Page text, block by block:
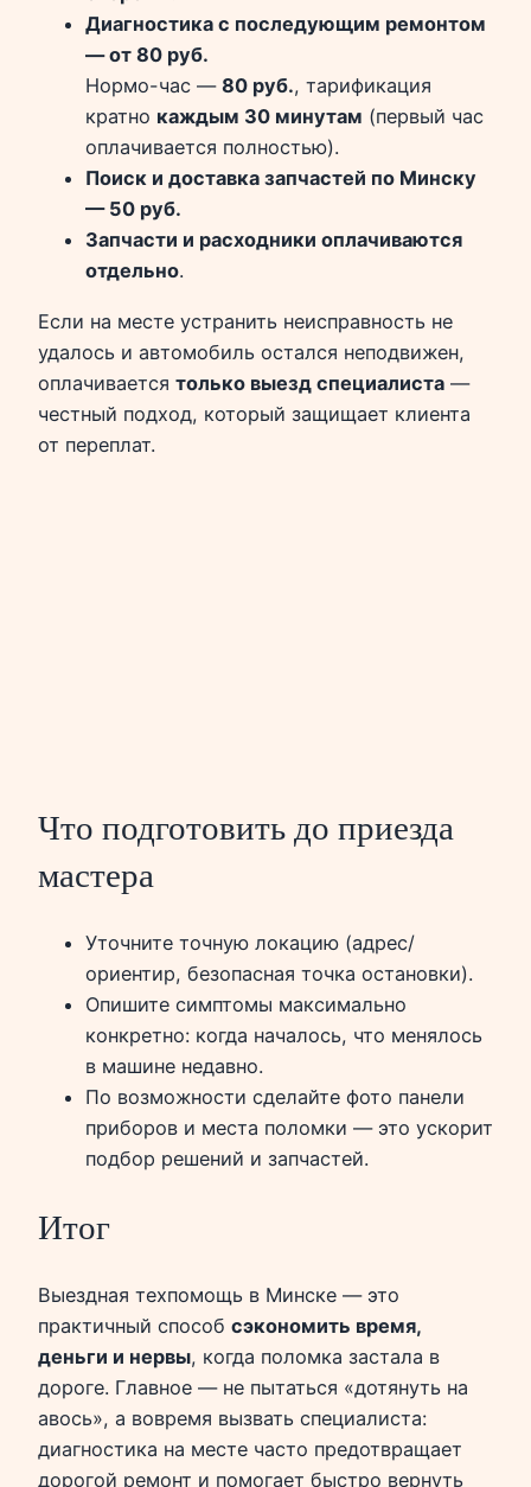
Диагностика с последующим ремонтом
— от 80 руб.
Нормо-час — 80 руб., тарификация
кратно каждым 30 минутам (первый час
оплачивается полностью).
Поиск и доставка запчастей по Минску
— 50 руб.
Запчасти и расходники оплачиваются
отдельно.
Если на месте устранить неисправность не
удалось и автомобиль остался неподвижен,
оплачивается только выезд специалиста —
честный подход, который защищает клиента
от переплат.
Что подготовить до приезда
мастера
Уточните точную локацию (адрес/
ориентир, безопасная точка остановки).
Опишите симптомы максимально
конкретно: когда началось, что менялось
в машине недавно.
По возможности сделайте фото панели
приборов и места поломки — это ускорит
подбор решений и запчастей.
Итог
Выездная техпомощь в Минске — это
практичный способ сэкономить время,
деньги и нервы, когда поломка застала в
дороге. Главное — не пытаться «дотянуть на
авось», а вовремя вызвать специалиста:
диагностика на месте часто предотвращает
дорогой ремонт и помогает быстро вернуть